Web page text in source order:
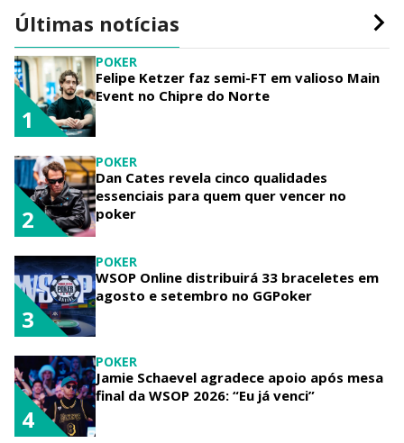
Últimas notícias
POKER
Felipe Ketzer faz semi-FT em valioso Main
Event no Chipre do Norte
1
POKER
Dan Cates revela cinco qualidades
essenciais para quem quer vencer no
poker
2
POKER
WSOP Online distribuirá 33 braceletes em
agosto e setembro no GGPoker
3
POKER
Jamie Schaevel agradece apoio após mesa
final da WSOP 2026: “Eu já venci”
4